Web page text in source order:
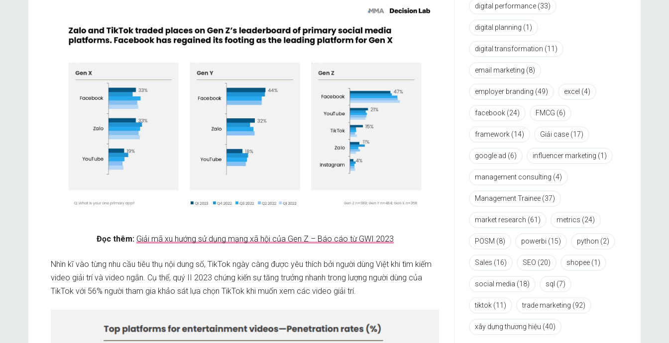
Đọc thêm: Giải mã xu hướng sử dụng mạng xã hội của Gen Z – Báo cáo từ GWI 2023
Nhìn kĩ vào từng nhu cầu tiêu thụ nội dung số, TikTok ngày càng được yêu thích bởi người dùng Việt khi tìm kiếm
video giải trí và video ngắn. Cụ thể, quý II 2023 chứng kiến sự tăng trưởng nhanh trong lượng người dùng của
TikTok với 56% người tham gia khảo sát lựa chọn TikTok khi muốn xem các video giải trí.
digital performance (33)
digital planning (1)
digital transformation (11)
email marketing (8)
employer branding (49) excel (4)
facebook (24) FMCG (6)
framework (14) Giải case (17)
google ad (6) influencer marketing (1)
management consulting (4)
Management Trainee (37)
market research (61) metrics (24)
POSM (8) powerbi (15) python (2)
Sales (16) SEO (20) shopee (1)
social media (18) sql (7)
tiktok (11) trade marketing (92)
xây dựng thương hiệu (40)